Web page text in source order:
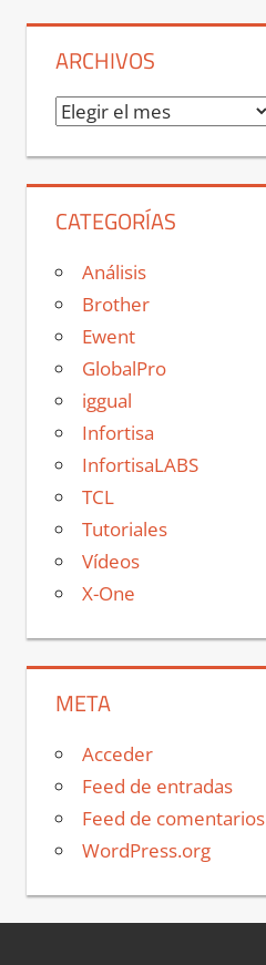
ARCHIVOS
Archivos
CATEGORÍAS
Análisis
Brother
Ewent
GlobalPro
iggual
Infortisa
InfortisaLABS
TCL
Tutoriales
Vídeos
X-One
META
Acceder
Feed de entradas
Feed de comentarios
WordPress.org